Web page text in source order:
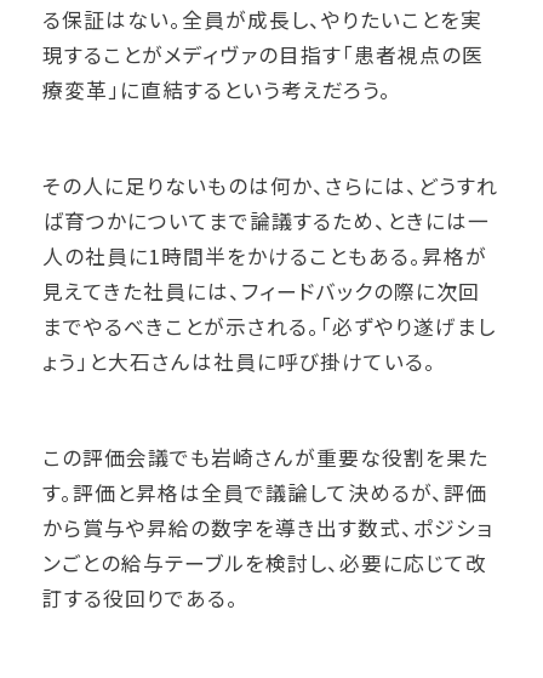
る保証はない。全員が成長し、やりたいことを実
現することがメディヴァの目指す「患者視点の医
療変革」に直結するという考えだろう。
その人に足りないものは何か、さらには、どうすれ
ば育つかについてまで論議するため、ときには一
人の社員に1時間半をかけることもある。昇格が
見えてきた社員には、フィードバックの際に次回
までやるべきことが示される。「必ずやり遂げまし
ょう」と大石さんは社員に呼び掛けている。
この評価会議でも岩崎さんが重要な役割を果た
す。評価と昇格は全員で議論して決めるが、評価
から賞与や昇給の数字を導き出す数式、ポジショ
ンごとの給与テーブルを検討し、必要に応じて改
訂する役回りである。